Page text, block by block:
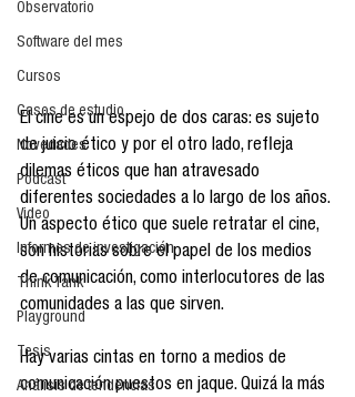
Observatorio
Software del mes
Cursos
Casos de estudio
Novedades
Podcast
Video
Informes de investigación
Think Tank
Playground
Tesis
Análisis de tendencias
El cine es un espejo de dos caras: es sujeto
de juicio ético y por el otro lado, refleja
dilemas éticos que han atravesado
diferentes sociedades a lo largo de los años.
Un aspecto ético que suele retratar el cine,
son historias sobre el papel de los medios
de comunicación, como interlocutores de las
comunidades a las que sirven.
Hay varias cintas en torno a medios de
comunicación puestos en jaque. Quizá la más